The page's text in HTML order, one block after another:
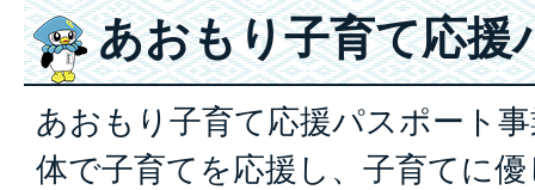
あおもり子育て応援
あおもり子育て応援パスポート
体で子育てを応援し、子育てに